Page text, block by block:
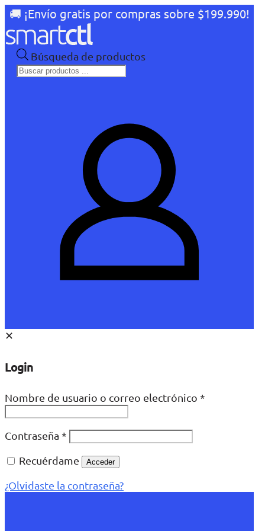
🚚 ¡Envío gratis por compras sobre $199.990!
Búsqueda de productos
✕
Login
Nombre de usuario o correo electrónico *
Contraseña *
Recuérdame
Acceder
¿Olvidaste la contraseña?